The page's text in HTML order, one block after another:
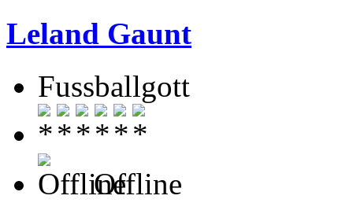
Leland Gaunt
Fussballgott
Offline